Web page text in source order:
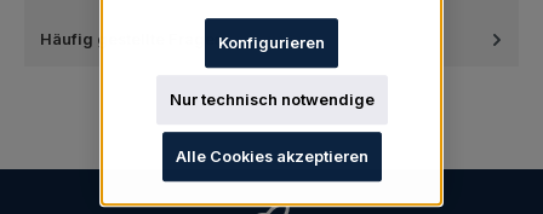
Häufig gestellte Fragen
Nur technisch notwendige
Konfigurieren
Alle Cookies akzeptieren